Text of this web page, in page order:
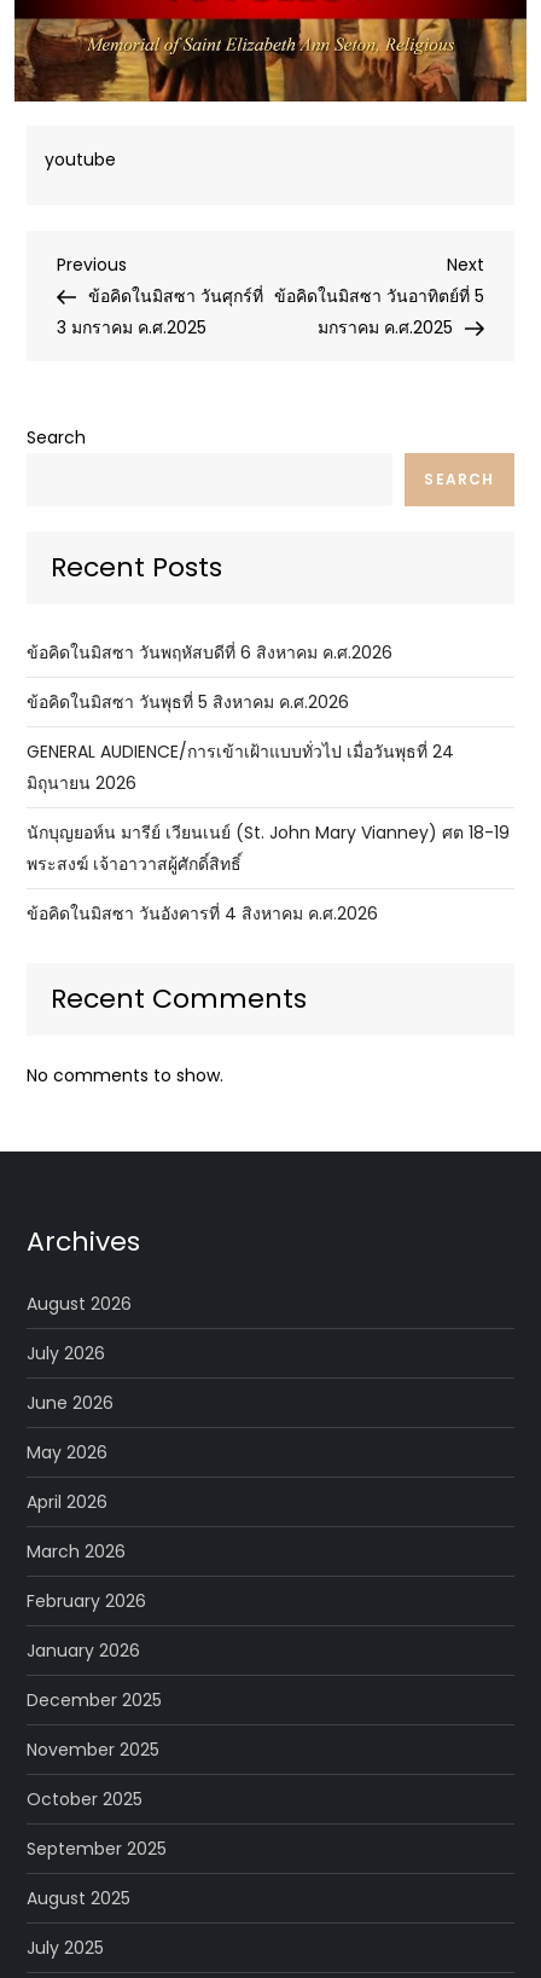
youtube
Post
navigation
Previous
Post
Previous
ข้อคิดในมิสซา วันศุกร์ที่
3 มกราคม ค.ศ.2025
Next
Post
Next
ข้อคิดในมิสซา วันอาทิตย์ที่ 5
มกราคม ค.ศ.2025
Search
SEARCH
Recent Posts
ข้อคิดในมิสซา วันพฤหัสบดีที่ 6 สิงหาคม ค.ศ.2026
ข้อคิดในมิสซา วันพุธที่ 5 สิงหาคม ค.ศ.2026
GENERAL AUDIENCE/การเข้าเฝ้าแบบทั่วไป เมื่อวันพุธที่ 24
มิถุนายน 2026
นักบุญยอห์น มารีย์ เวียนเนย์ (St. John Mary Vianney) ศต 18-19
พระสงฆ์ เจ้าอาวาสผู้ศักดิ์สิทธิ์
ข้อคิดในมิสซา วันอังคารที่ 4 สิงหาคม ค.ศ.2026
Recent Comments
No comments to show.
Archives
August 2026
July 2026
June 2026
May 2026
April 2026
March 2026
February 2026
January 2026
December 2025
November 2025
October 2025
September 2025
August 2025
July 2025